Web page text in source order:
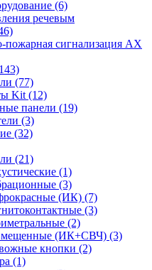
(6)
речевым
сигнализация AX
(77)
Kit (12)
панели (19)
(3)
(32)
(21)
(1)
(3)
(ИК) (7)
(3)
(2)
(ИК+СВЧ) (3)
кнопки (2)
(1)